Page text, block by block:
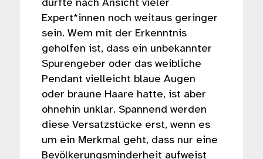
dürfte nach Ansicht vieler
Expert*innen noch weitaus geringer
sein. Wem mit der Erkenntnis
geholfen ist, dass ein unbekannter
Spurengeber oder das weibliche
Pendant vielleicht blaue Augen
oder braune Haare hatte, ist aber
ohnehin unklar. Spannend werden
diese Versatzstücke erst, wenn es
um ein Merkmal geht, dass nur eine
Bevölkerungsminderheit aufweist